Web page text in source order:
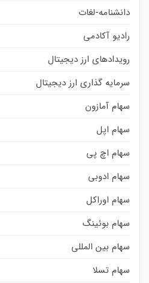
دانشنامه-لغات
رادیو آکادمی
رویدادهای ارز دیجیتال
سرمایه گذاری ارز دیجیتال
سهام آمازون
سهام اپل
سهام اچ پی
سهام ادوبی
سهام اوراکل
سهام بوئینگ
سهام بین المللی
سهام تسلا